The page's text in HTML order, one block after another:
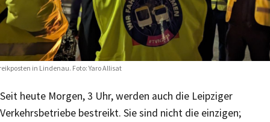
in Lindenau. Foto: Yaro Allisat
Seit heute Morgen, 3 Uhr, werden auch die Leipziger
Verkehrsbetriebe bestreikt. Sie sind nicht die einzigen;